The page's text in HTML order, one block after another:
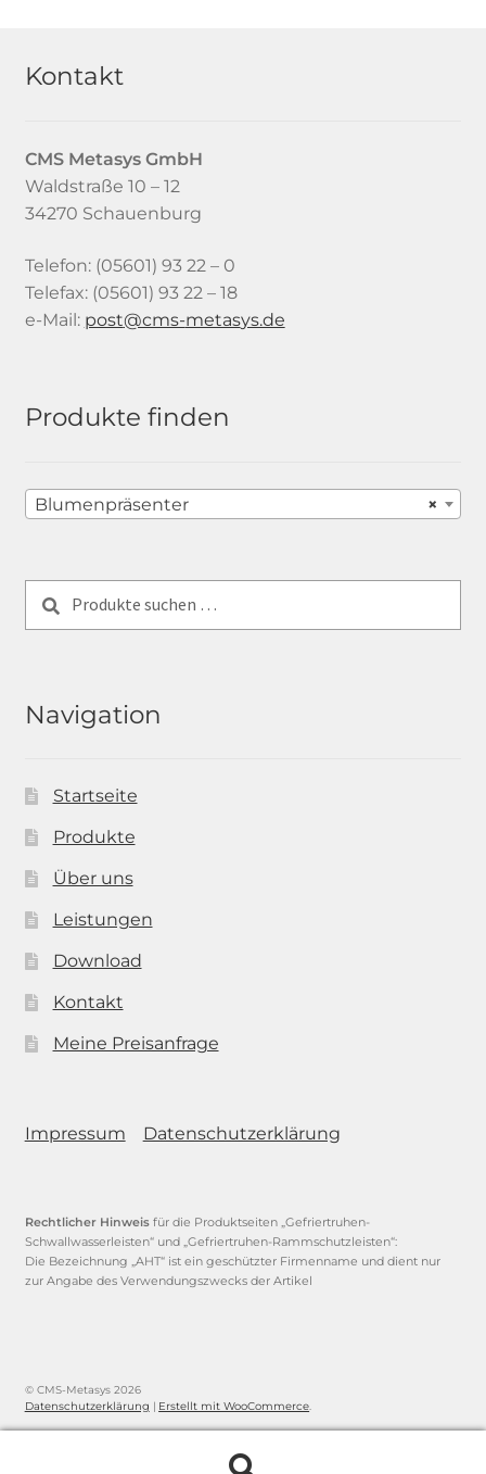
Kontakt
CMS Metasys GmbH
Waldstraße 10 – 12
34270 Schauenburg
Telefon: (05601) 93 22 – 0
Telefax: (05601) 93 22 – 18
e-Mail:
ed.sy
satem
-smc@
tsop
Produkte finden
×
Blumenpräsenter
nach:
Navigation
Startseite
Produkte
Über uns
Leistungen
Download
Kontakt
Meine Preisanfrage
Impressum Datenschutzerklärung
Rechtlicher Hinweisfür die Produktseiten „Gefriertruhen-
Schwallwasserleisten“ und „Gefriertruhen-Rammschutzleisten“:
Die Bezeichnung „AHT“ ist ein geschützter Firmenname und dient nur
zur Angabe des Verwendungszwecks der Artikel
© CMS-Metasys 2026
Datenschutzerklärung
Erstellt mit WooCommerce